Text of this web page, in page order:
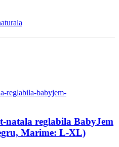
natala reglabila BabyJem
Marime: L-XL)